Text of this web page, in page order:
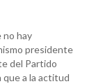
no hay
presidente
del Partido
que a la actitud